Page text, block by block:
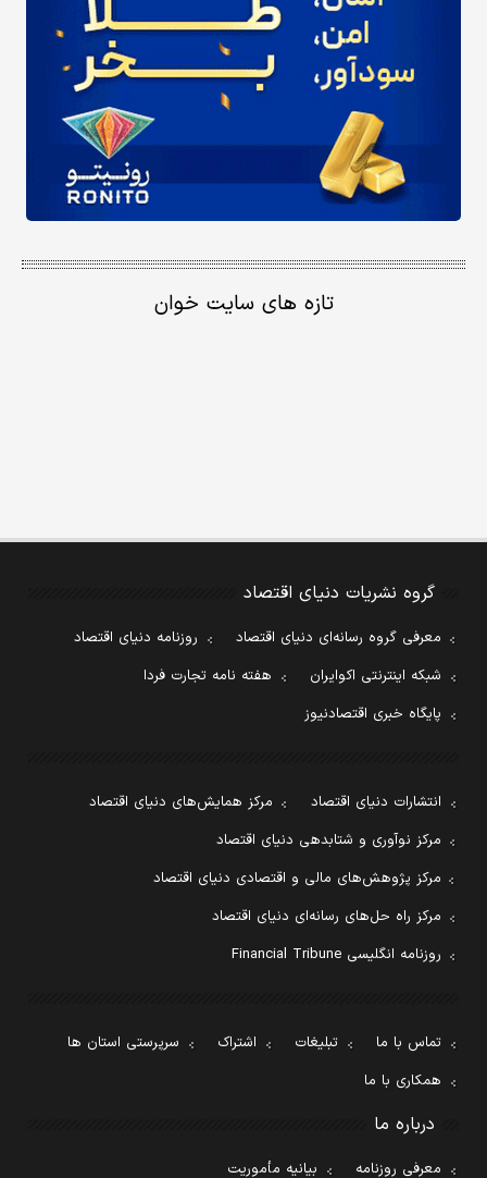
تازه های سایت خوان
گروه نشریات دنیای اقتصاد
معرفی گروه رسانه‌ای دنیای اقتصاد
روزنامه دنیای اقتصاد
شبکه اینترنتی اکوایران
هفته نامه تجارت فردا
پایگاه خبری اقتصادنیوز
انتشارات دنیای اقتصاد
مرکز همایش‌های دنیای اقتصاد
مرکز نوآوری و شتابدهی دنیای اقتصاد
مرکز پژوهش‌های مالی و اقتصادی دنیای اقتصاد
مرکز راه حل‌های رسانه‌ای دنیای اقتصاد
روزنامه انگلیسی Financial Tribune
تماس با ما تبلیغات اشتراک
سرپرستی استان ها
همکاری با ما
درباره ما
معرفی روزنامه بیانیه مأموریت